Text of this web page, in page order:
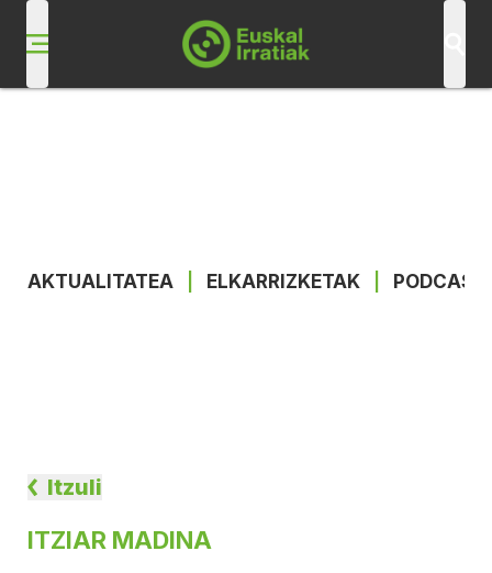
AKTUALITATEA ELKARRIZKETAK
Itzuli
ITZIAR MADINA